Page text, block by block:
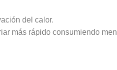
del calor.
más rápido consumiendo